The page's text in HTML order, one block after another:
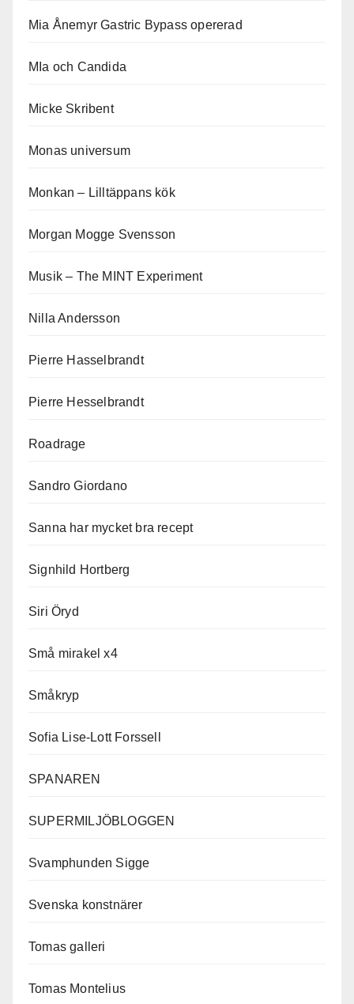
Mia Ånemyr Gastric Bypass opererad
MIa och Candida
Micke Skribent
Monas universum
Monkan – Lilltäppans kök
Morgan Mogge Svensson
Musik – The MINT Experiment
Nilla Andersson
Pierre Hasselbrandt
Pierre Hesselbrandt
Roadrage
Sandro Giordano
Sanna har mycket bra recept
Signhild Hortberg
Siri Öryd
Små mirakel x4
Småkryp
Sofia Lise-Lott Forssell
SPANAREN
SUPERMILJÖBLOGGEN
Svamphunden Sigge
Svenska konstnärer
Tomas galleri
Tomas Montelius